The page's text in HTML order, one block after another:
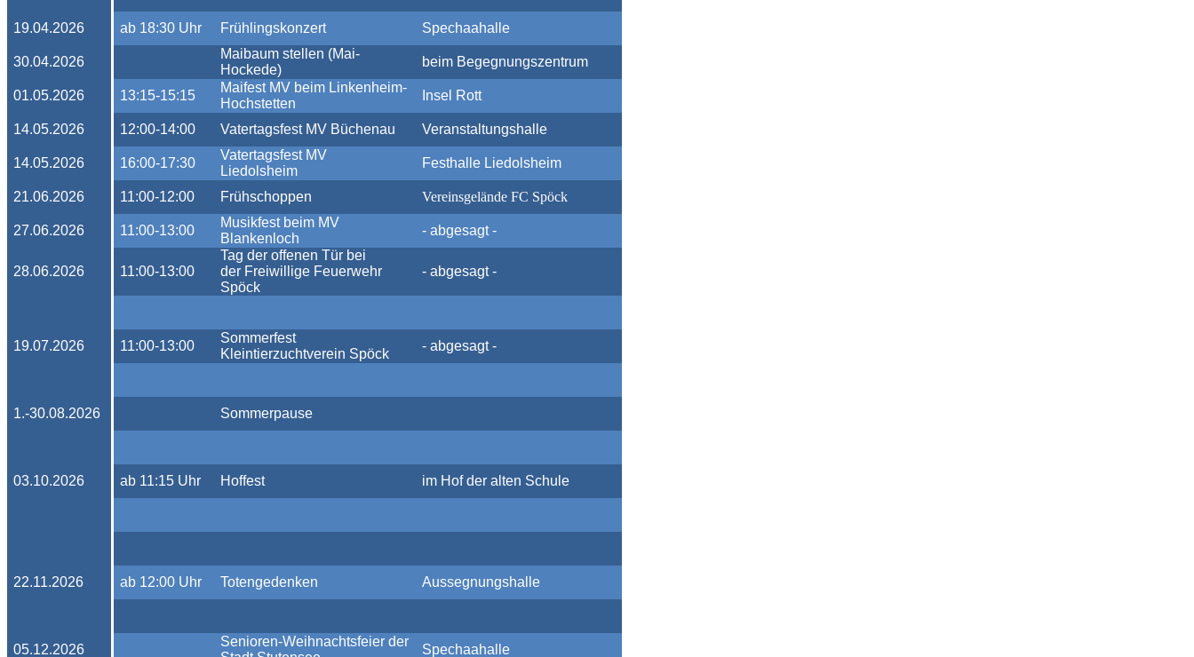
19.04.2026 ab 18:30 Uhr Frühlingskonzert Spechaahalle
30.04.2026
Maibaum stellen (Mai-
Hockede)
beim Begegnungszentrum
01.05.2026 13:15-15:15
Maifest MV beim Linkenheim-
Hochstetten
Insel Rott
14.05.2026 12:00-14:00 Vatertagsfest MV Büchenau Veranstaltungshalle
14.05.2026 16:00-17:30
Vatertagsfest MV
Liedolsheim
Festhalle Liedolsheim
21.06.2026 11:00-12:00 Frühschoppen Vereinsgelände FC Spöck
27.06.2026 11:00-13:00
Musikfest beim MV
Blankenloch
- abgesagt -
28.06.2026 11:00-13:00
Tag der offenen Tür bei
der Freiwillige Feuerwehr
Spöck
- abgesagt -
19.07.2026 11:00-13:00
Sommerfest
Kleintierzuchtverein Spöck
- abgesagt -
1.-30.08.2026 Sommerpause
03.10.2026 ab 11:15 Uhr Hoffest im Hof der alten Schule
22.11.2026 ab 12:00 Uhr Totengedenken Aussegnungshalle
05.12.2026
Senioren-Weihnachtsfeier der
Spechaahalle